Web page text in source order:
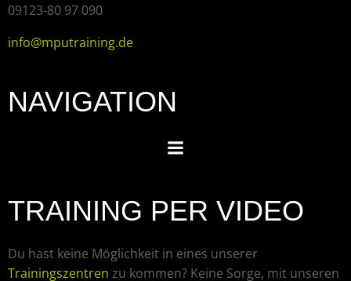
09123-80 97 090
info@mputraining.de
NAVIGATION
TRAINING PER VIDEO
Du hast keine Möglichkeit in eines unserer
Trainingszentren zu kommen? Keine Sorge, mit unseren